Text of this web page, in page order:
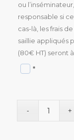
ou
responsable si
cas-là, les frais
saillie appliqués
(80€ HT) seront
*